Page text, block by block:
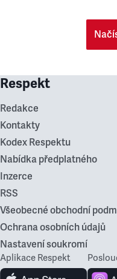
Respekt
Redakce
Kontakty
Kodex Respektu
Nabídka předplatného
Inzerce
RSS
Všeobecné obchodní
Ochrana osobních údajů
Nastavení soukromí
Aplikace Respekt